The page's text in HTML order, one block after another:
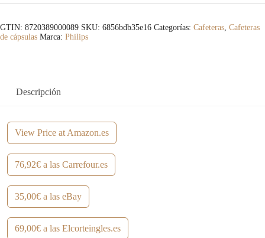
GTIN: 8720389000089 SKU: 6856bdb35e16 Categorías: Cafeteras, Cafeteras
de cápsulas Marca: Philips
Descripción
View Price at Amazon.es
76,92€ a las Carrefour.es
35,00€ a las eBay
69,00€ a las Elcorteingles.es